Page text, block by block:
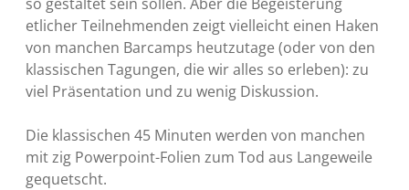
etlicher Teilnehmenden zeigt vielleicht einen Haken
von manchen Barcamps heutzutage (oder von den
klassischen Tagungen, die wir alles so erleben): zu
viel Präsentation und zu wenig Diskussion.
Die klassischen 45 Minuten werden von manchen
mit zig Powerpoint-Folien zum Tod aus Langeweile
gequetscht.